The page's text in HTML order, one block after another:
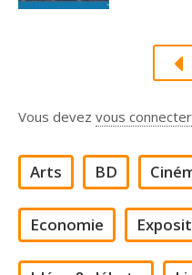
Vous devez vous connecter
Arts BD
Economie